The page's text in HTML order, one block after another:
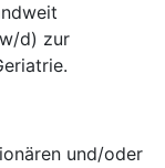
d) zur
und/oder